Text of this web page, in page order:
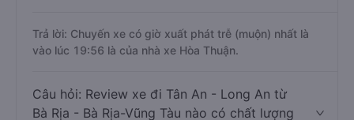
Trả lời: Chuyến xe có giờ xuất phát trễ (muộn) nhất là
vào lúc 19:56 là của nhà xe Hòa Thuận.
Câu hỏi: Review xe đi Tân An - Long An từ
Bà Rịa - Bà Rịa-Vũng Tàu nào có chất lượng